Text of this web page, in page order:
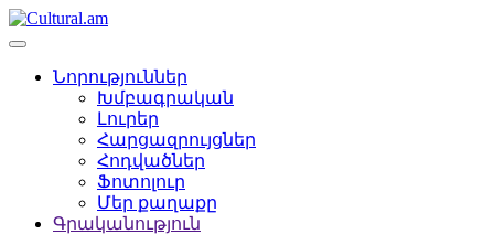
Նորություններ
Խմբագրական
Լուրեր
Հարցազրույցներ
Հոդվածներ
Ֆոտոլուր
Մեր քաղաքը
Գրականություն